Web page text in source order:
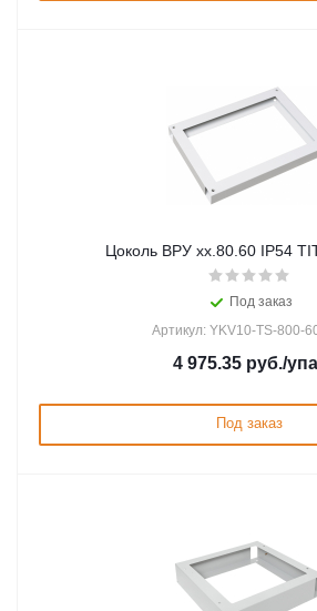
Цоколь ВРУ хх.80.60 IP54
Под заказ
Артикул: YKV10-TS-800-
4 975.35руб./
Под заказ